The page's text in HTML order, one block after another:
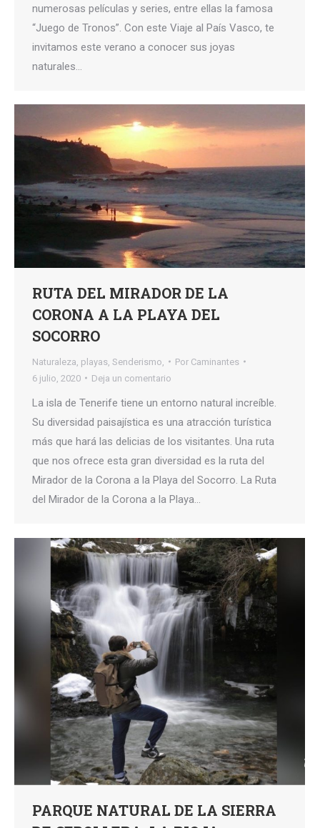
numerosas películas y series, entre ellas la famosa
“Juego de Tronos”. Con este Viaje al País Vasco, te
invitamos este verano a conocer sus joyas
naturales…
RUTA DEL MIRADOR DE LA
CORONA A LA PLAYA DEL
SOCORRO
Naturaleza playas Senderismo, Por Caminantes
6 julio, 2020
Deja un comentario
La isla de Tenerife tiene un entorno natural increíble.
Su diversidad paisajística es una atracción turística
más que hará las delicias de los visitantes. Una ruta
que nos ofrece esta gran diversidad es la ruta del
Mirador de la Corona a la Playa del Socorro. La Ruta
del Mirador de la Corona a la Playa…
PARQUE NATURAL DE LA SIERRA